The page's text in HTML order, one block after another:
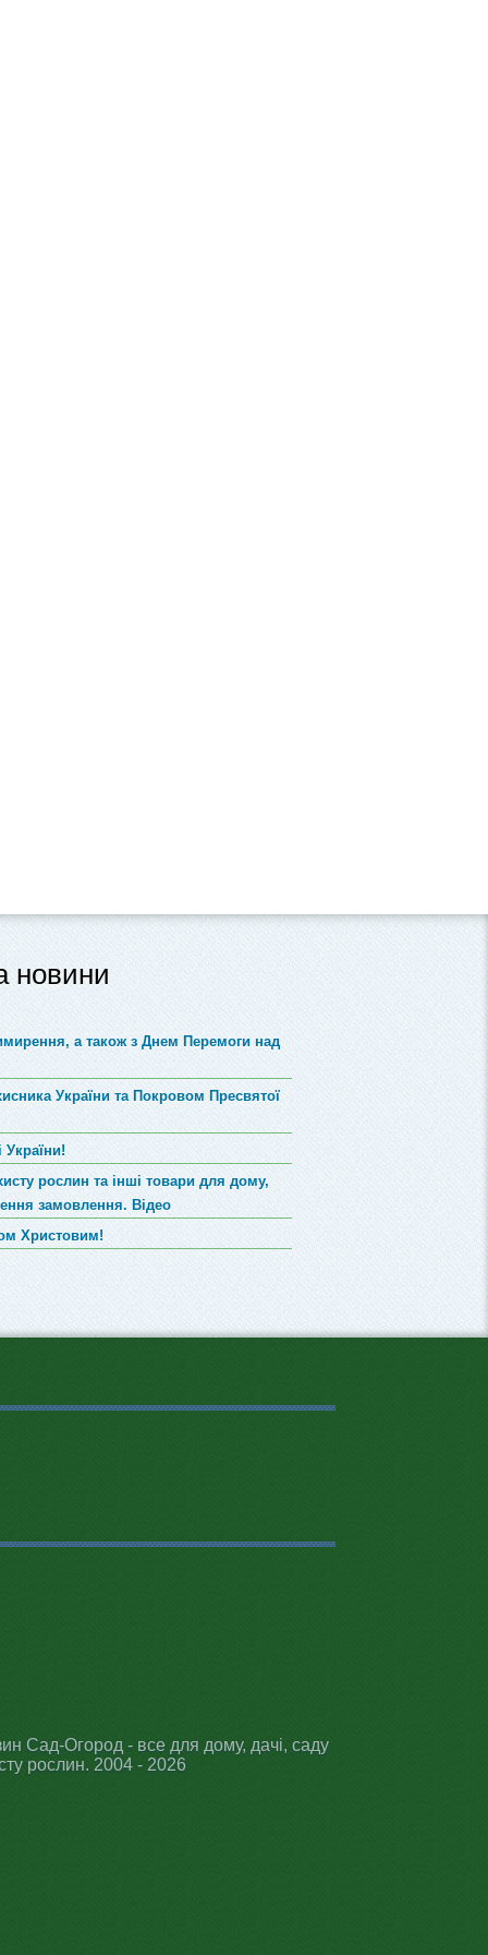
новини
а також з Днем Перемоги над
України та Покровом Пресвятої
України!
рослин та інші товари для дому,
замовлення. Відео
Христовим!
Сад-Огород - все для дому, дачі, саду
рослин. 2004 - 2026